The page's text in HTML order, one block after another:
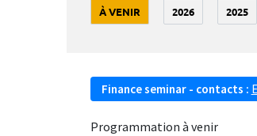
À VENIR 2026 2025
Finance seminar - contacts :
Programmation à venir